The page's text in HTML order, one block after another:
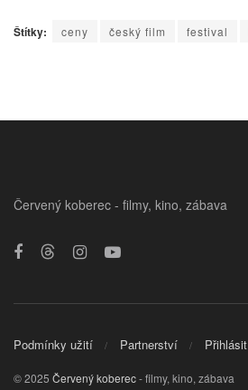
Štítky: ceny český film festival
Červený koberec - filmy, kino, zábava
Podmínky užití Partnerství Přihlásit
© 2025 Červený koberec- filmy, kino, zábava